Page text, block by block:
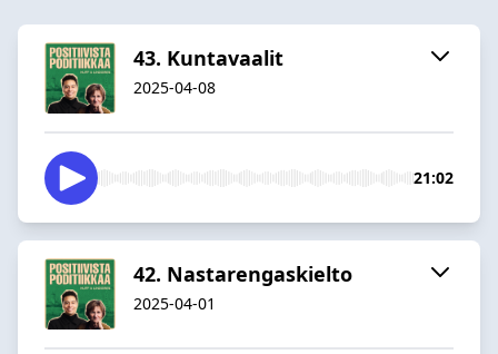
43. Kuntavaalit
2025-04-08
21:02
42. Nastarengaskielto
2025-04-01